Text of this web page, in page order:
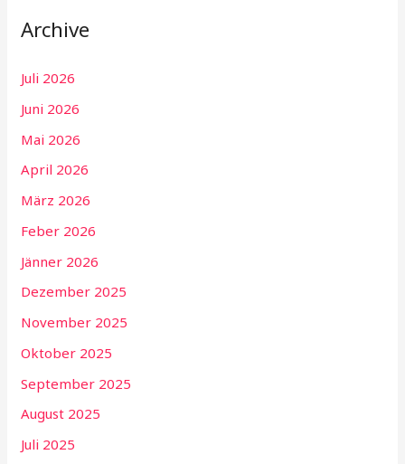
Archive
Juli 2026
Juni 2026
Mai 2026
April 2026
März 2026
Feber 2026
Jänner 2026
Dezember 2025
November 2025
Oktober 2025
September 2025
August 2025
Juli 2025